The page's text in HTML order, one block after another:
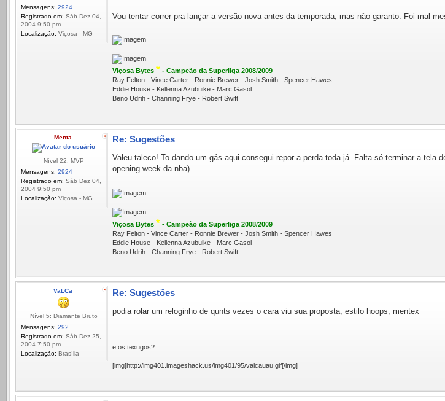
Mensagens: 2924
Registrado em: Sáb Dez 04,
2004 9:50 pm
Localização: Viçosa - MG
Vou tentar correr pra lançar a versão nova antes da temporada, mas não garanto. Foi mal
Viçosa Bytes * - Campeão da Superliga 2008/2009
Ray Felton - Vince Carter - Ronnie Brewer - Josh Smith - Spencer Hawes
Eddie House - Kellenna Azubuike - Marc Gasol
Beno Udrih - Channing Frye - Robert Swift
Menta
Nível 22: MVP
Mensagens: 2924
Registrado em: Sáb Dez 04,
2004 9:50 pm
Localização: Viçosa - MG
Re: Sugestões
Valeu taleco! To dando um gás aqui consegui repor a perda toda já. Falta só terminar a
opening week da nba)
Viçosa Bytes * - Campeão da Superliga 2008/2009
Ray Felton - Vince Carter - Ronnie Brewer - Josh Smith - Spencer Hawes
Eddie House - Kellenna Azubuike - Marc Gasol
Beno Udrih - Channing Frye - Robert Swift
VaLCa
Nível 5: Diamante Bruto
Mensagens: 292
Registrado em: Sáb Dez 25,
2004 7:50 pm
Localização: Brasí­lia
Re: Sugestões
podia rolar um reloginho de qunts vezes o cara viu sua proposta, estilo hoops, mentex
e os texugos?
[img]http://img401.imageshack.us/img401/95/valcauau.gif[/img]